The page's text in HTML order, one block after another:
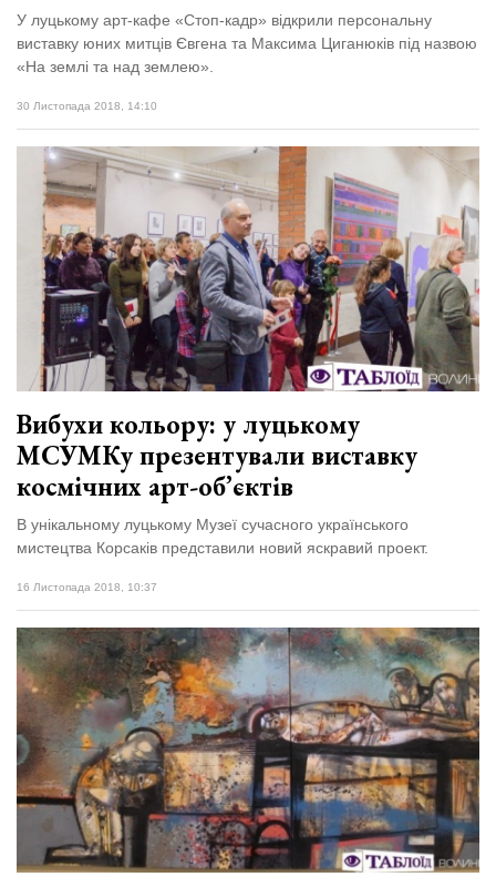
У луцькому арт-кафе «Стоп-кадр» відкрили персональну
виставку юних митців Євгена та Максима Циганюків під назвою
«На землі та над землею».
30 Листопада 2018, 14:10
Вибухи кольору: у луцькому
МСУМКу презентували виставку
космічних арт-об’єктів
В унікальному луцькому Музеї сучасного українського
мистецтва Корсаків представили новий яскравий проект.
16 Листопада 2018, 10:37